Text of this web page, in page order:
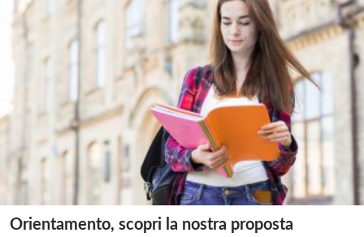
Orientamento, scopri la nostra proposta